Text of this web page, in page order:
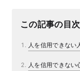
この記事の目次
人を信用できない
人を信用できない